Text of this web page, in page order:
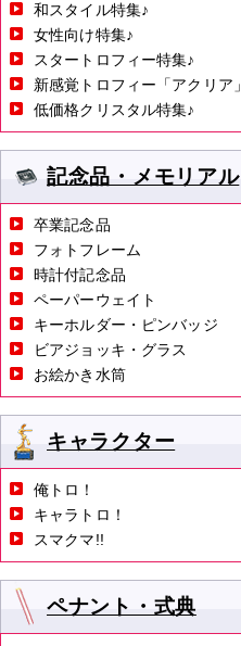
和スタイル特集♪
女性向け特集♪
スタートロフィー特集♪
新感覚トロフィー「アクリア」
低価格クリスタル特集♪
記念品・メモリアル
卒業記念品
フォトフレーム
時計付記念品
ペーパーウェイト
キーホルダー・ピンバッジ
ビアジョッキ・グラス
お絵かき水筒
キャラクター
俺トロ！
キャラトロ！
スマクマ!!
ペナント・式典